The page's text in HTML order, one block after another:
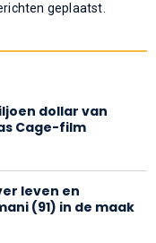
geplaatst.
dollar van
Cage-film
leven en
(91) in de maak